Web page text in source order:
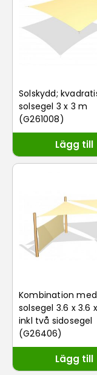
Solskydd;
solsegel 3 x 3 m
(G261008)
Lägg till
Kombination
solsegel 3.6 x 3.6
inkl två sidosegel
(G26406)
Lägg till